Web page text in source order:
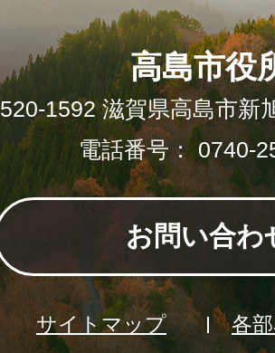
高島市役
1592 滋賀県高島市新
電話番号： 0740-
お問い合わ
サイトマップ
各